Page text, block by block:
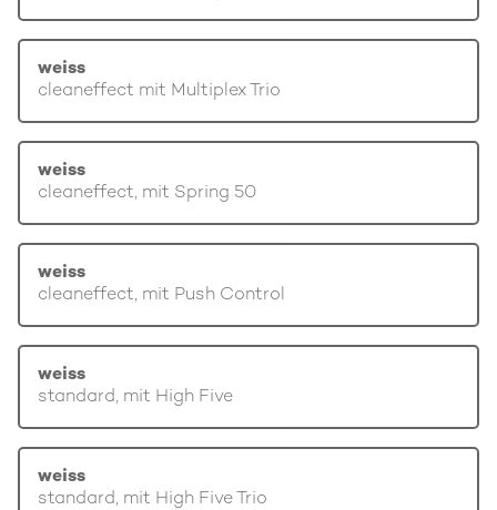
weiss
cleaneffect mit Multiplex Trio
weiss
cleaneffect, mit Spring 50
weiss
cleaneffect, mit Push Control
weiss
standard, mit High Five
weiss
standard, mit High Five Trio